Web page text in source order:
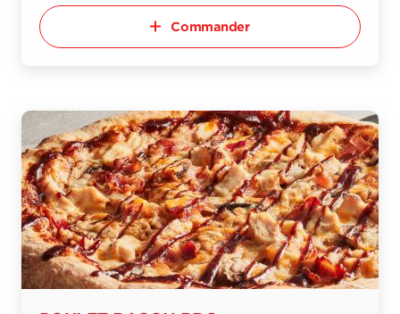
Commander